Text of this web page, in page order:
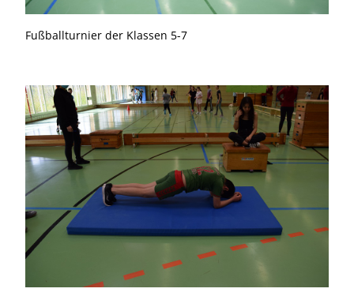
Fußballturnier der Klassen 5-7